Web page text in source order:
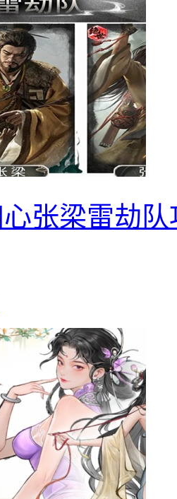
张梁雷劫